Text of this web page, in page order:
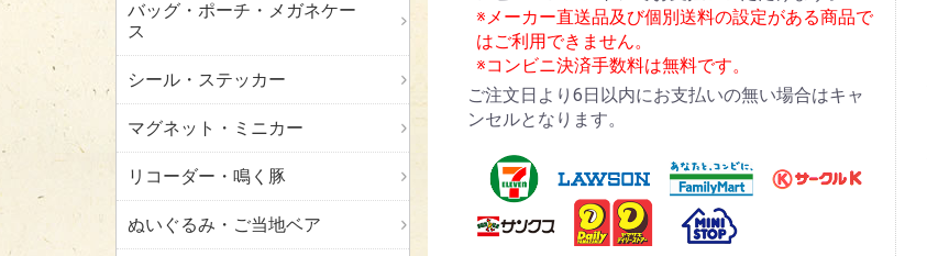
バッグ・ポーチ・メガネケー
ス
シール・ステッカー
マグネット・ミニカー
リコーダー・鳴く豚
ぬいぐるみ・ご当地ベア
※メーカー直送品及び個別送料の設定がある商品で
はご利用できません。
※コンビニ決済手数料は無料です。
ご注文日より6日以内にお支払いの無い場合はキャ
ンセルとなります。